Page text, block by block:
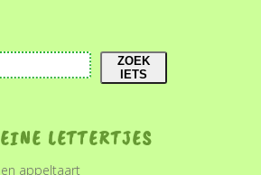
ZOEK
IETS
LETTERTJES
appeltaart